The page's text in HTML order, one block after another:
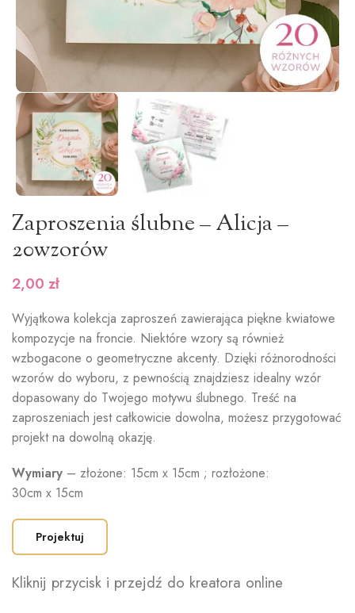
Zaproszenia ślubne – Alicja –
20wzorów
2,00 zł
Wyjątkowa kolekcja zaproszeń zawierająca piękne kwiatowe
kompozycje na froncie. Niektóre wzory są również
wzbogacone o geometryczne akcenty. Dzięki różnorodności
wzorów do wyboru, z pewnością znajdziesz idealny wzór
dopasowany do Twojego motywu ślubnego. Treść na
zaproszeniach jest całkowicie dowolna, możesz przygotować
projekt na dowolną okazję.
Wymiary – złożone: 15cm x 15cm ; rozłożone:
30cm x 15cm
Projektuj
Kliknij przycisk i przejdź do kreatora online